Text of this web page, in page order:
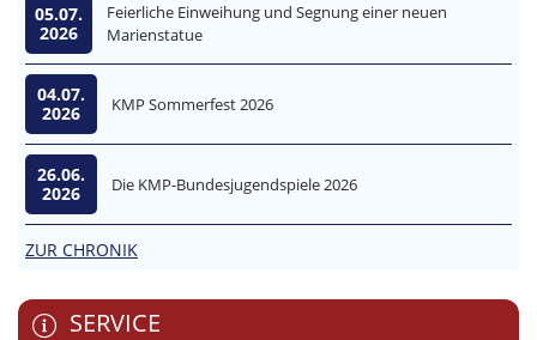
05.07.
2026
Feierliche Einweihung und Segnung einer neuen
Marienstatue
04.07.
2026
KMP Sommerfest 2026
26.06.
2026
Die KMP-Bundesjugendspiele 2026
ZUR CHRONIK
SERVICE